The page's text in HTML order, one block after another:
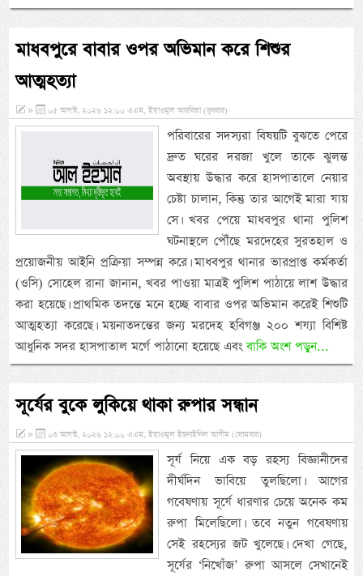
মাধবপুরে বাবার ওপর অভিমান করে শিশুর
আত্মহত্যা
» ০৫ আগস্ট, ২০২৬ ১২:০০ এএম, ইয়াওমুল আরবিয়া (বুধবার)
পরিবারের সদস্যরা বিষয়টি বুঝতে পেরে
দ্রুত ঘরের দরজা খুলে তাকে ঝুলন্ত
অবস্থায় উদ্ধার করে হাসপাতালে নেয়ার
চেষ্টা চালান, কিন্তু তার আগেই মারা যায়
সে। খবর পেয়ে মাধবপুর থানা পুলিশ
ঘটনাস্থলে পৌঁছে মরদেহের সুরতহাল ও
প্রয়োজনীয় আইনি প্রক্রিয়া সম্পন্ন করে। মাধবপুর থানার ভারপ্রাপ্ত কর্মকর্তা
(ওসি) সোহেল রানা জানান, খবর পাওয়া মাত্রই পুলিশ পাঠায়ে লাশ উদ্ধার
করা হয়েছে। প্রাথমিক তদন্তে মনে হচ্ছে বাবার ওপর অভিমান করেই শিশুটি
আত্মহত্যা করেছে। ময়নাতদন্তের জন্য মরদেহ হবিগঞ্জ ২০০ শয্যা বিশিষ্ট
আধুনিক সদর হাসপাতাল মর্গে পাঠানো হয়েছে এবংবাকি অংশ পড়ুন...
সূর্যের বুকে লুকিয়ে থাকা রুপার সন্ধান
» ০৩ আগস্ট, ২০২৬ ১২:০০ এএম, ইয়াওমুল ইছনাইনিল আযীম (সোমবার)
সূর্য নিয়ে এক বড় রহস্য বিজ্ঞানীদের
দীর্ঘদিন ভাবিয়ে তুলছিলো। আগের
গবেষণায় সূর্যে ধারণার চেয়ে অনেক কম
রুপা মিলেছিলো। তবে নতুন গবেষণায়
সেই রহস্যের জট খুলেছে। দেখা গেছে,
সূর্যের ‘নিখোঁজ’ রুপা আসলে সেখানেই